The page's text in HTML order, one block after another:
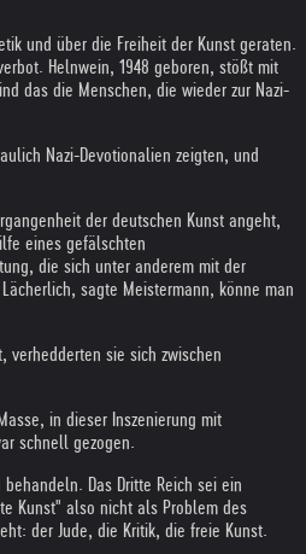
und über die Freiheit der Kunst geraten.
Helnwein, 1948 geboren, stößt mit
das die Menschen, die wieder zur Nazi-
Nazi-Devotionalien zeigten, und
der deutschen Kunst angeht,
eines gefälschten
die sich unter anderem mit der
sagte Meistermann, könne man
verhedderten sie sich zwischen
in dieser Inszenierung mit
schnell gezogen.
Das Dritte Reich sei ein
Kunst" also nicht als Problem des
der Jude, die Kritik, die freie Kunst.